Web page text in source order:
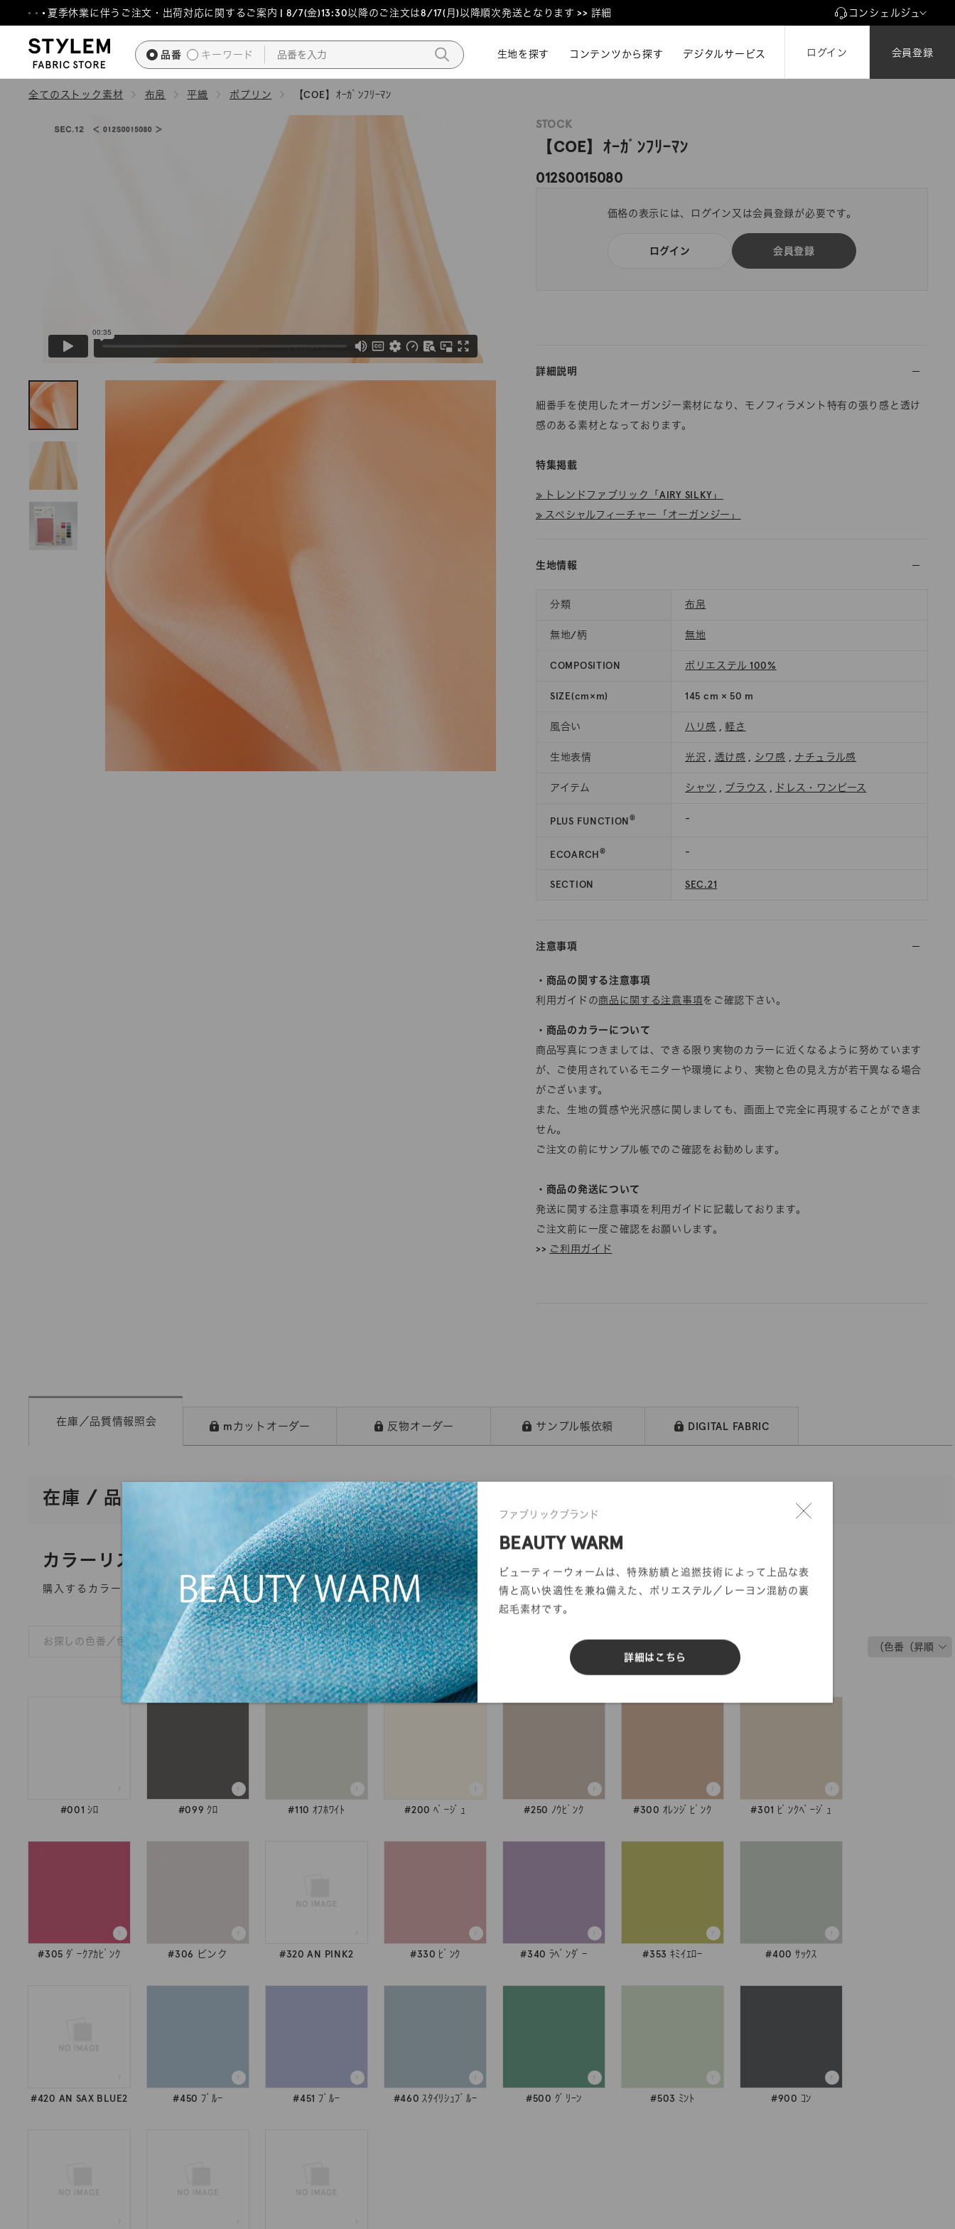
キ
し
ファブリックブランド
BEAUTY WARM
ビューティーウォームは、特殊紡績と追撚技術によって上品な表
情と高い快適性を兼ね備えた、ポリエステル／レーヨン混紡の裏
起毛素材です。
詳細はこちら
夏季休業に伴うご注文・出荷対応に関するご案内 | 8/7(金)13:30以降のご注文は8/17(月)以降順次発送となります >> 詳細 コンシェルジュ
品番 キーワード 生地を探す
生地を探す コンテンツから探す
コンテンツから探す デジタルサービス ログイン 会員登録
全てのストック素材 布帛 平織 ポプリン 【COE】ｵｰｶﾞﾝﾌﾘｰﾏﾝ
STOCK
【COE】ｵｰｶﾞﾝﾌﾘｰﾏﾝ
012S0015080
価格の表示には、ログイン又は会員登録が必要です。
ログイン 会員登録
詳細説明
細番手を使用したオーガンジー素材になり、モノフィラメント特有の張り感と透け
感のある素材となっております。
特集掲載
≫ トレンドファブリック「AIRY SILKY」
≫ スペシャルフィーチャー「オーガンジー」
生地情報
分類 布帛
無地/柄 無地
COMPOSITION ポリエステル 100%
SIZE(cm×m) 145 cm × 50 m
風合い ハリ感 , 軽さ
生地表情 光沢 , 透け感 , シワ感 , ナチュラル感
アイテム シャツ , ブラウス , ドレス・ワンピース
PLUS FUNCTION® -
ECOARCH® -
SECTION SEC.21
注意事項
・商品の関する注意事項
利用ガイドの商品に関する注意事項をご確認下さい。
・商品のカラーについて
商品写真につきましては、できる限り実物のカラーに近くなるように努めています
が、ご使用されているモニターや環境により、実物と色の見え方が若干異なる場合
がございます。
また、生地の質感や光沢感に関しましても、画面上で完全に再現することができま
せん。
ご注文の前にサンプル帳でのご確認をお勧めします。
・商品の発送について
発送に関する注意事項を利用ガイドに記載しております。
ご注文前に一度ご確認をお願いします。
>> ご利用ガイド
在庫／品質情報照会
在庫 / 品質情報照会
カラーリスト
購入するカラーを選択してください
検索
#001 ｼﾛ #099 ｸﾛ #110 ｵﾌﾎﾜｲﾄ #200 ﾍﾞｰｼﾞｭ #250 ﾉｳﾋﾟﾝｸ #300 ｵﾚﾝｼﾞﾋﾟﾝｸ #301 ﾋﾟﾝｸﾍﾞｰｼﾞｭ
#305 ﾀﾞｰｸｱｶﾋﾟﾝｸ #306 ピンク #320 AN PINK2 #330 ﾋﾟﾝｸ #340 ﾗﾍﾞﾝﾀﾞｰ #353 ｷﾐｲｴﾛｰ #400 ｻｯｸｽ
#420 AN SAX BLUE2 #450 ﾌﾞﾙｰ #451 ﾌﾞﾙｰ #460 ｽﾀｲﾘｼｭﾌﾞﾙｰ #500 ｸﾞﾘｰﾝ #503 ﾐﾝﾄ #900 ｺﾝ
mカットオーダー 反物オーダー サンプル帳依頼 DIGITAL FABRIC